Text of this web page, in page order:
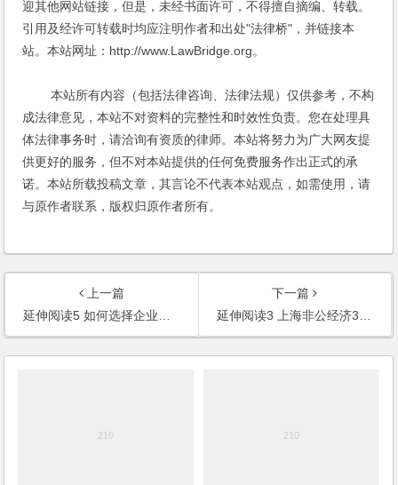
迎其他网站链接，但是，未经书面许可，不得擅自摘编、转载。
引用及经许可转载时均应注明作者和出处"法律桥"，并链接本
站。本站网址：http://www.LawBridge.org。
本站所有内容（包括法律咨询、法律法规）仅供参考，不构
成法律意见，本站不对资料的完整性和时效性负责。您在处理具
体法律事务时，请洽询有资质的律师。本站将努力为广大网友提
供更好的服务，但不对本站提供的任何免费服务作出正式的承
诺。本站所载投稿文章，其言论不代表本站观点，如需使用，请
与原作者联系，版权归原作者所有。
上一篇
延伸阅读5 如何选择企业形式
下一篇
延伸阅读3 上海非公经济38条解读